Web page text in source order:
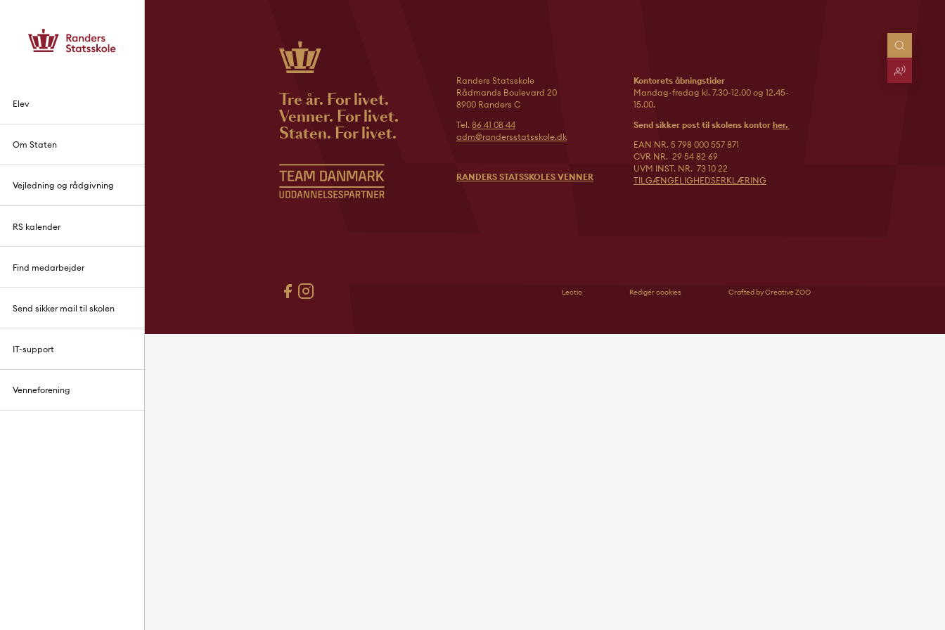
Elev
Om Staten
Vejledning og rådgivning
RS kalender
Find medarbejder
Send sikker mail til skolen
IT-support
Venneforening
Tre år. For livet.
Venner. For livet.
Staten. For livet.
Randers Statsskole
Rådmands Boulevard 20
8900 Randers C
Tel. 86 41 08 44
adm@randersstatsskole.dk
RANDERS STATSSKOLES VENNER
Kontorets åbningstider
Mandag-fredag kl. 7.30-12.00 og 12.45-
15.00.
Send sikker post til skolens kontor her.
EAN NR. 5 798 000 557 871
CVR NR. 29 54 82 69
UVM INST. NR. 73 10 22
TILGÆNGELIGHEDSERKLÆRING
Lectio Redigér cookies Crafted by Creative ZOO